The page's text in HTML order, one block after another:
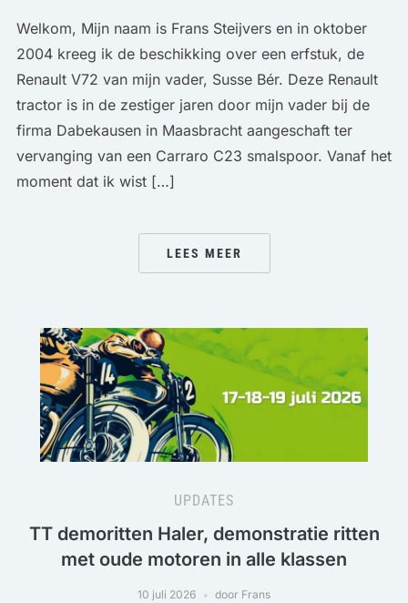
Welkom, Mijn naam is Frans Steijvers en in oktober
2004 kreeg ik de beschikking over een erfstuk, de
Renault V72 van mijn vader, Susse Bér. Deze Renault
tractor is in de zestiger jaren door mijn vader bij de
firma Dabekausen in Maasbracht aangeschaft ter
vervanging van een Carraro C23 smalspoor. Vanaf het
moment dat ik wist […]
LEES MEER
UPDATES
TT demoritten Haler, demonstratie ritten
met oude motoren in alle klassen
10 juli 2026 door Frans